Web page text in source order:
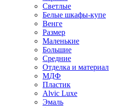
Светлые
Белые шкафы-купе
Венге
Размер
Маленькие
Большие
Средние
Отделка и материал
МДФ
Пластик
Alvic Luxe
Эмаль